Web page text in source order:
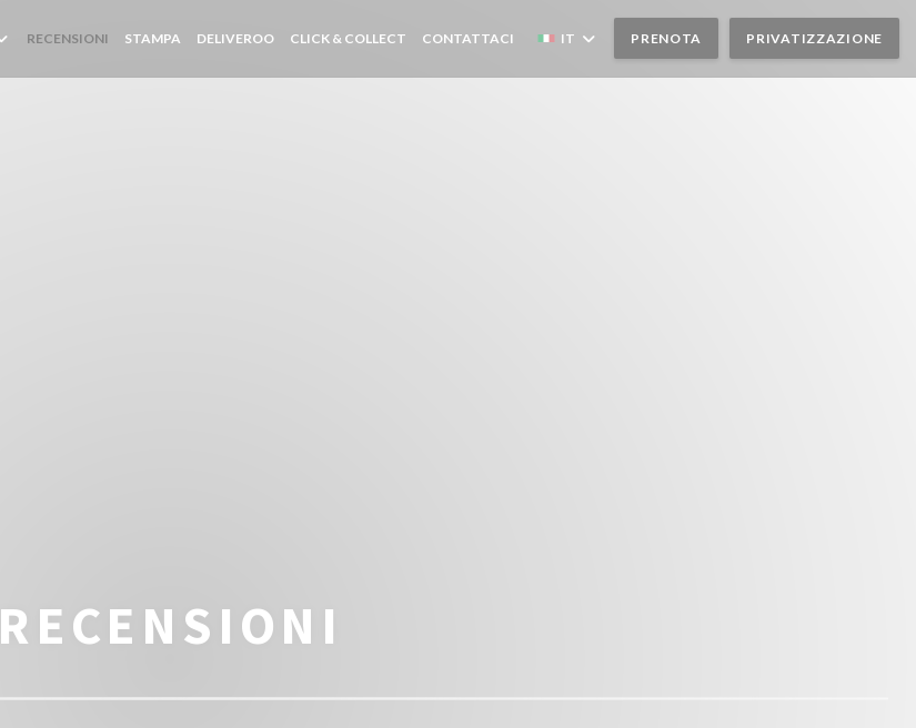
RECENSIONI STAMPA DELIVEROO((APRE UNA NUOVA FINESTRA))
CLICK & COLLECT ((APRE UNA NUOVA FINESTRA))
CONTATTACI IT PRENOTA PRIVATIZZAZIONE
RECENSIONI